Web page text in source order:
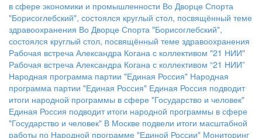
в сфере экономики и промышленности Во Дворце Спорта
"Борисоглебский", состоялся круглый стол, посвящённый теме
здравоохранения Во Дворце Спорта "Борисоглебский",
состоялся круглый стол, посвящённый теме здравоохранения
Рабочая встреча Александра Когана с коллективом "21 НИИ"
Рабочая встреча Александра Когана с коллективом “21 НИИ”
Народная программа партии "Единая Россия" Народная
программа партии "Единая Россия" Единая Россия подводит
итоги народной программы в сфере "Государство и человек"
Единая Россия подводит итоги народной программы в сфере
"Государство и человек" В Москве подвели итоги масштабной
работы по Народной программе "Единой России" Мониторинг